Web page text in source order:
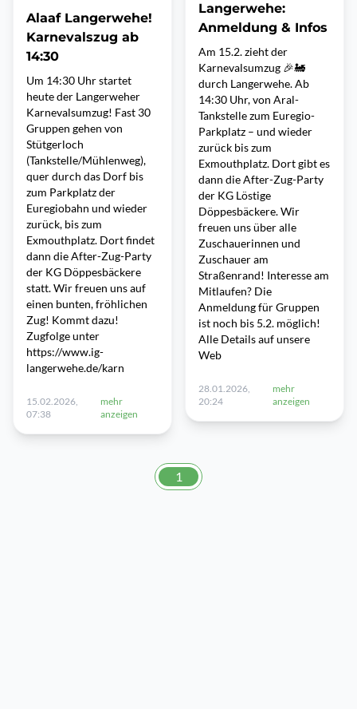
Alaaf Langerwehe!
Karnevalszug ab
14:30
Um 14:30 Uhr startet
heute der Langerweher
Karnevalsumzug! Fast 30
Gruppen gehen von
Stütgerloch
(Tankstelle/Mühlenweg),
quer durch das Dorf bis
zum Parkplatz der
Euregiobahn und wieder
zurück, bis zum
Exmouthplatz. Dort findet
dann die After-Zug-Party
der KG Döppesbäckere
statt. Wir freuen uns auf
einen bunten, fröhlichen
Zug! Kommt dazu!
Zugfolge unter
https://www.ig-
langerwehe.de/karn
15.02.2026,
07:38
mehr
anzeigen
Langerwehe:
Anmeldung & Infos
Am 15.2. zieht der
Karnevalsumzug 🎉🚂
durch Langerwehe. Ab
14:30 Uhr, von Aral-
Tankstelle zum Euregio-
Parkplatz – und wieder
zurück bis zum
Exmouthplatz. Dort gibt es
dann die After-Zug-Party
der KG Löstige
Döppesbäckere. Wir
freuen uns über alle
Zuschauerinnen und
Zuschauer am
Straßenrand! Interesse am
Mitlaufen? Die
Anmeldung für Gruppen
ist noch bis 5.2. möglich!
Alle Details auf unsere
Web
28.01.2026,
20:24
mehr
anzeigen
1